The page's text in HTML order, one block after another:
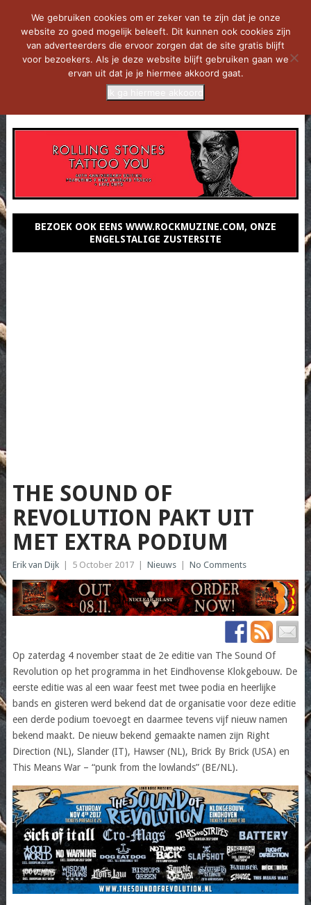
BEZOEK OOK EENS WWW.ROCKMUZINE.COM, ONZE
ENGELSTALIGE ZUSTERSITE
THE SOUND OF
REVOLUTION PAKT UIT
MET EXTRA PODIUM
Erik van Dijk 5 October 2017 Nieuws No Comments
Op zaterdag 4 november staat de 2e editie van The Sound Of
Revolution op het programma in het Eindhovense Klokgebouw. De
eerste editie was al een waar feest met twee podia en heerlijke
bands en gisteren werd bekend dat de organisatie voor deze editie
een derde podium toevoegt en daarmee tevens vijf nieuw namen
bekend maakt. De nieuw bekend gemaakte namen zijn Right
Direction (NL), Slander (IT), Hawser (NL), Brick By Brick (USA) en
This Means War – “punk from the lowlands” (BE/NL).
We gebruiken cookies om er zeker van te zijn dat je onze
website zo goed mogelijk beleeft. Dit kunnen ook cookies zijn
van adverteerders die ervoor zorgen dat de site gratis blijft
voor bezoekers. Als je deze website blijft gebruiken gaan we
ervan uit dat je je hiermee akkoord gaat.
Ik ga hiermee akkoord